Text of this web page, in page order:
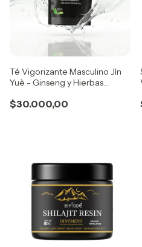
Té Vigorizante Masculino Jìn
Yuè - Ginseng y Hierbas
$30.000,00